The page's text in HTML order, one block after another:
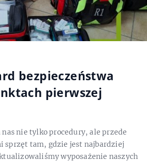
bezpieczeństwa
pierwszej
nie tylko procedury, ale przede
sprzęt tam, gdzie jest najbardziej
wyposażenie naszych